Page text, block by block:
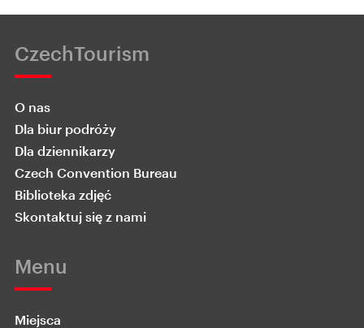
CzechTourism
O nas
Dla biur podróży
Dla dziennikarzy
Czech Convention Bureau
Biblioteka zdjęć
Skontaktuj się z nami
Menu
Miejsca